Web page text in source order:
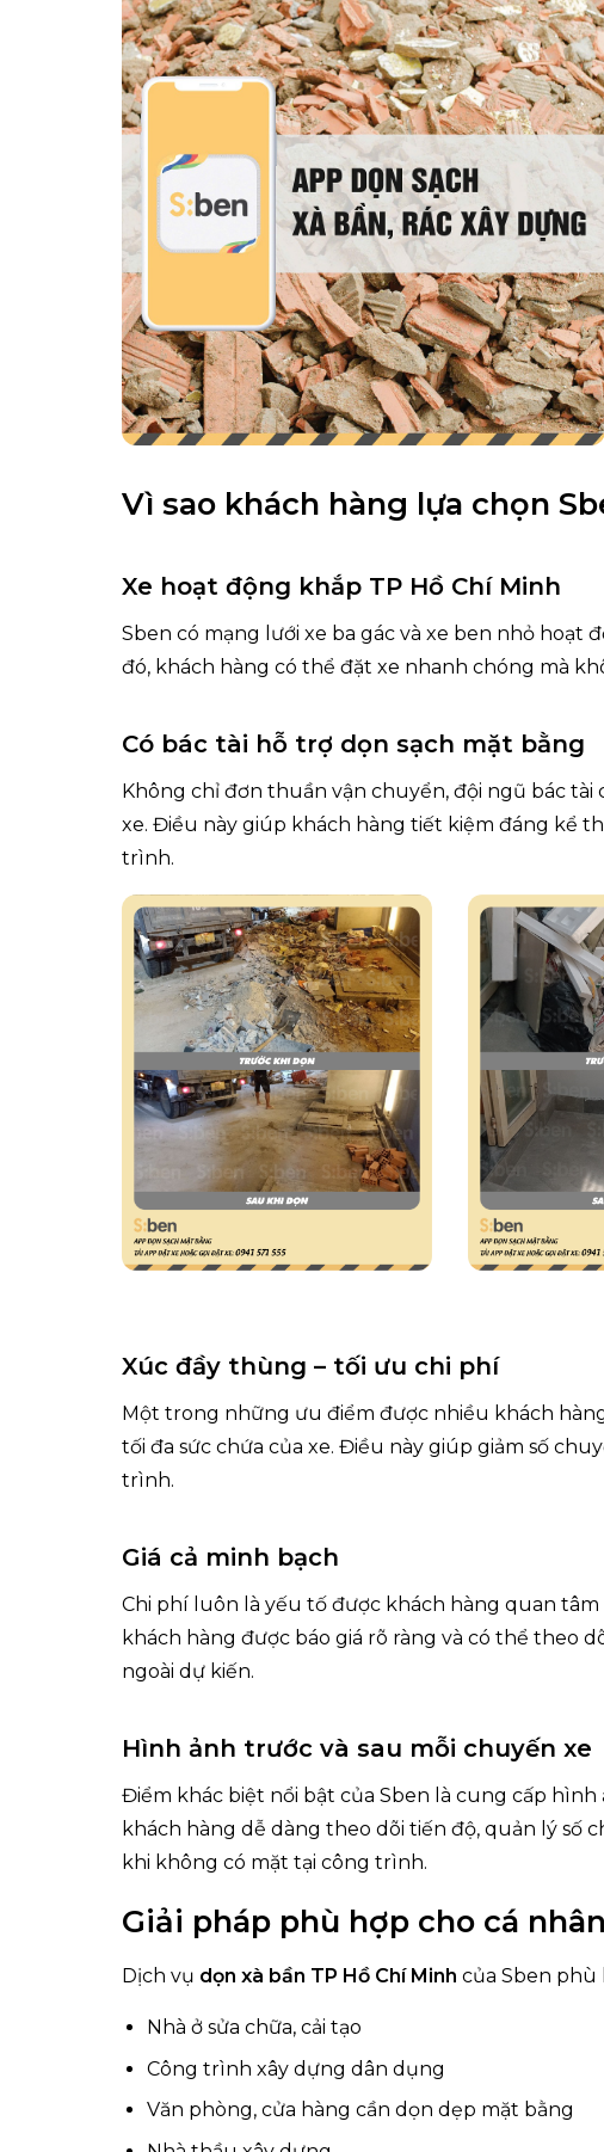
Vì sao khách hàng lựa chọn
Xe hoạt động khắp TP Hồ Chí Minh
Sben có mạng lưới xe ba gác và xe ben nhỏ hoạt
đó, khách hàng có thể đặt xe nhanh chóng mà
Có bác tài hỗ trợ dọn sạch mặt bằng
Không chỉ đơn thuần vận chuyển, đội ngũ bác
xe. Điều này giúp khách hàng tiết kiệm đáng kể
trình.
Xúc đầy thùng – tối ưu chi phí
Một trong những ưu điểm được nhiều khách
tối đa sức chứa của xe. Điều này giúp giảm số
trình.
Giá cả minh bạch
Chi phí luôn là yếu tố được khách hàng quan
khách hàng được báo giá rõ ràng và có thể theo
ngoài dự kiến.
Hình ảnh trước và sau mỗi chuyến xe
Điểm khác biệt nổi bật của Sben là cung cấp
khách hàng dễ dàng theo dõi tiến độ, quản lý số
khi không có mặt tại công trình.
Giải pháp phù hợp cho cá
Dịch vụ dọn xà bần TP Hồ Chí Minh của Sben phù
Nhà ở sửa chữa, cải tạo
Công trình xây dựng dân dụng
Văn phòng, cửa hàng cần dọn dẹp mặt bằng